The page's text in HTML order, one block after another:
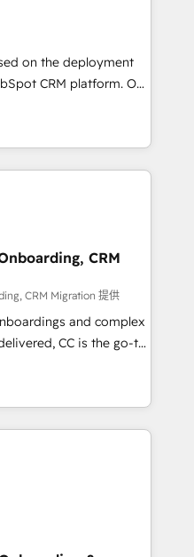
on the deployment
CRM platform. Our
experts will
adoption and
Use our
service and
implement your
your revenue
approach
plan and support the
with HubSpot
training, and
you receive the best
Whether you are
you need.
CRM
CRM Migration 提供
and complex
CC is the go-to
ready to
smarter. We specialize
migrations and
Salesforce, NetSuite,
Dynamics, Wix,
turning fragmented
ready HubSpot
revenue operations and